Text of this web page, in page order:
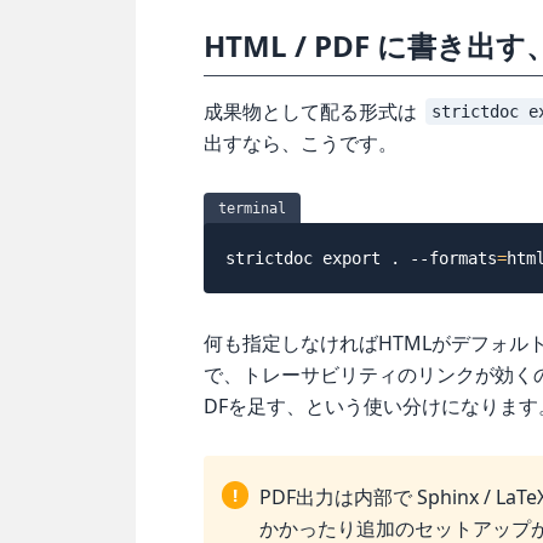
HTML / PDF に書き出す
成果物として配る形式は strictdoc
出すなら、こうです。
terminal
strictdoc export . --formats=
何も指定しなければHTMLがデフォル
で、トレーサビリティのリンクが効
DFを足す、という使い分けになります
!
PDF出力は内部で Sphinx /
かかったり追加のセットアップ